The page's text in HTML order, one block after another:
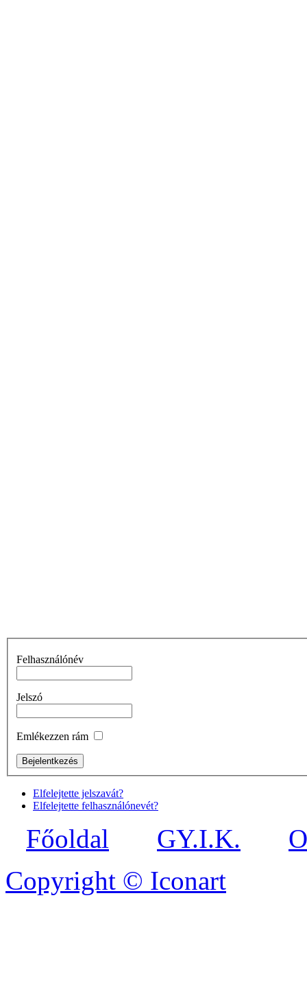
Felhasználónév
Jelszó
Emlékezzen rám
Elfelejtette jelszavát?
Elfelejtette felhasználónevét?
Főoldal GY.I.K.
Copyright © Iconart